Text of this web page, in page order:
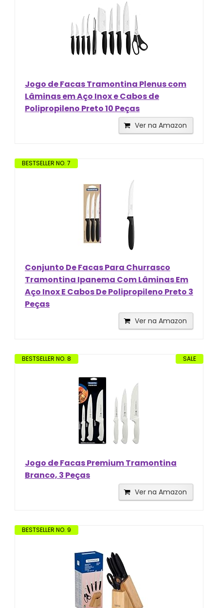
Jogo de Facas Tramontina Plenus com
Lâminas em Aço Inox e Cabos de
Polipropileno Preto 10 Peças
Ver na Amazon
BESTSELLER NO. 7
Conjunto De Facas Para Churrasco
Tramontina Ipanema Com Lâminas Em
Aço Inox E Cabos De Polipropileno Preto 3
Peças
Ver na Amazon
SALE
BESTSELLER NO. 8
Jogo de Facas Premium Tramontina
Branco, 3 Peças
Ver na Amazon
BESTSELLER NO. 9